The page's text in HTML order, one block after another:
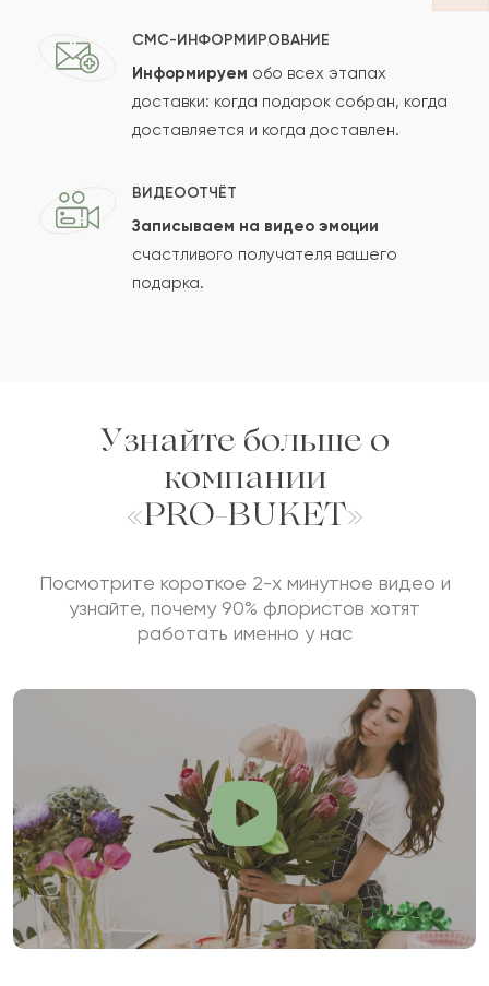
Сколько будет
Отзыв будет опубликован после проверки.
Проверяем на спам.
СМС-ИНФОРМИРОВАНИЕ
Информируем обо всех этапах
доставки: когда подарок собран, когда
доставляется и когда доставлен.
ВИДЕООТЧЁТ
Записываем на видео эмоции
счастливого получателя вашего
подарка.
Узнайте больше о
компании
«PRO-BUKET»
Посмотрите короткое 2-х минутное видео и
узнайте, почему 90% флористов хотят
работать именно у нас